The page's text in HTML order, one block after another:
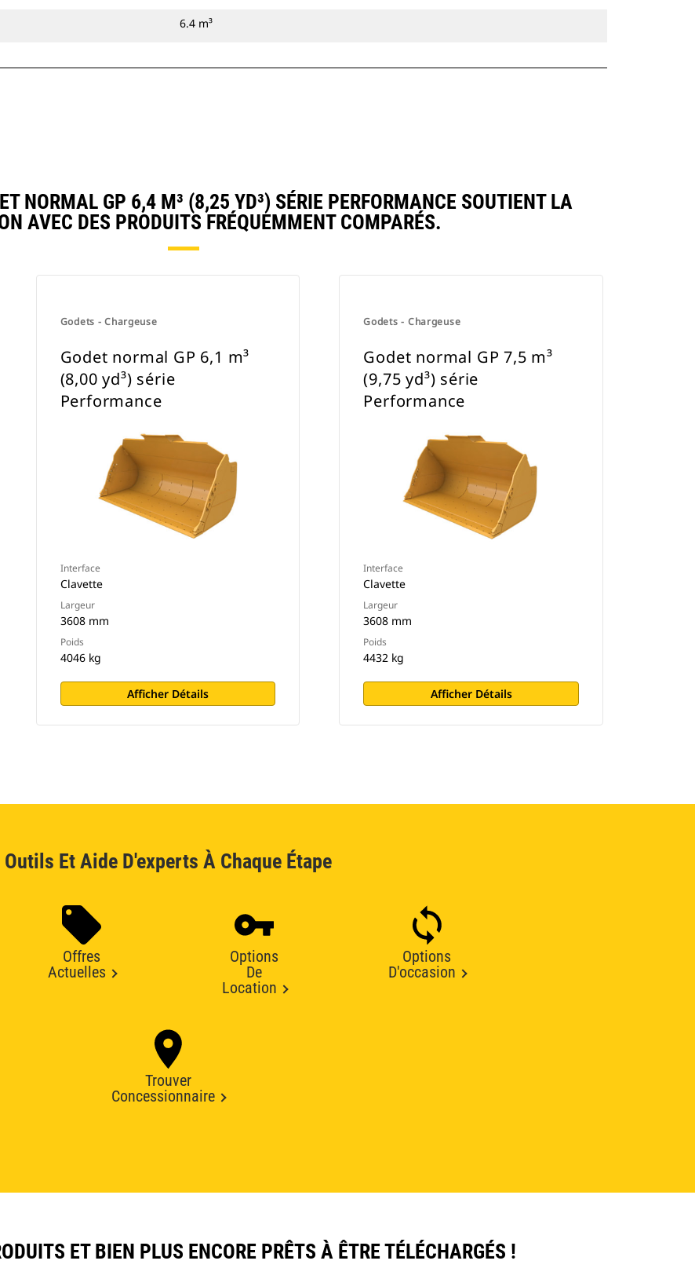
6.4 m³
NORMAL GP 6,4 M³ (8,25 YD³) SÉRIE PERFORMANCE SOUTIENT LA
AVEC DES PRODUITS FRÉQUEMMENT COMPARÉS.
Godets - Chargeuse
Godet normal GP 6,1 m³
(8,00 yd³) série
Performance
Interface
Clavette
Largeur
3608 mm
Poids
4046 kg
Afficher Détails
Godets - Chargeuse
Godet normal GP 7,5 m³
(9,75 yd³) série
Performance
Interface
Clavette
Largeur
3608 mm
Poids
4432 kg
Afficher Détails
Outils Et Aide D'experts À Chaque Étape
Offres
Actuelles
Options
De
Location
Options
D'occasion
Trouver
Concessionnaire
ET BIEN PLUS ENCORE PRÊTS À ÊTRE TÉLÉCHARGÉS !